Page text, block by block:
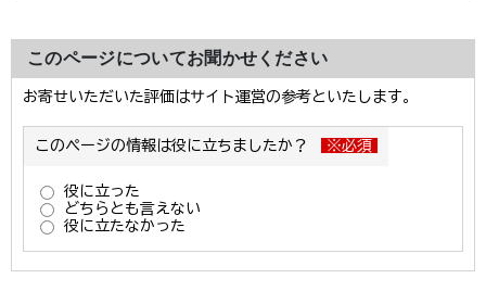
このページについてお聞かせください